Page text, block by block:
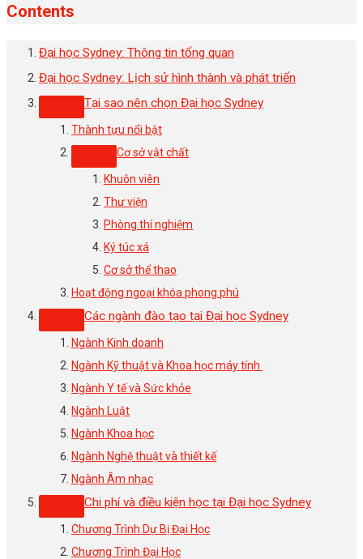
Contents
Đại học Sydney: Thông tin tổng quan
Đại học Sydney: Lịch sử hình thành và phát triển
Tại sao nên chọn Đại học Sydney
Thành tựu nổi bật
Cơ sở vật chất
Khuôn viên
Thư viện
Phòng thí nghiệm
Ký túc xá
Cơ sở thể thao
Hoạt động ngoại khóa phong phú
Các ngành đào tạo tại Đại học Sydney
Ngành Kinh doanh
Ngành Kỹ thuật và Khoa học máy tính
Ngành Y tế và Sức khỏe
Ngành Luật
Ngành Khoa học
Ngành Nghệ thuật và thiết kế
Ngành Âm nhạc
Chi phí và điều kiện học tại Đại học Sydney
Chương Trình Dự Bị Đại Học
Chương Trình Đại Học